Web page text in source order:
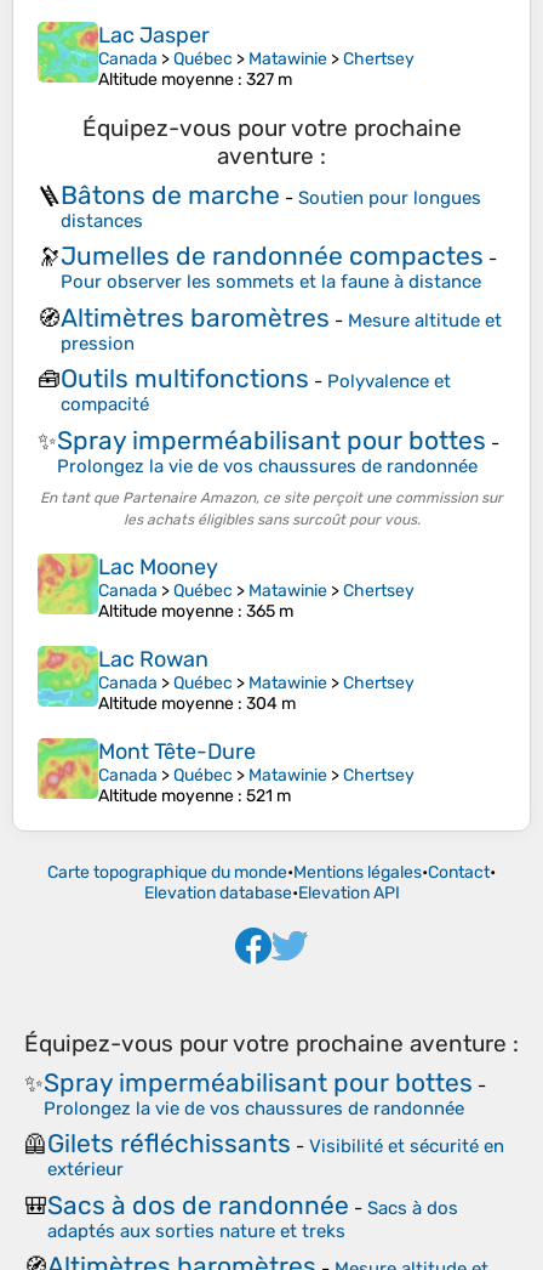
Lac Jasper
Canada >Québec > Matawinie >Chertsey
Altitude moyenne : 327 m
Équipez-vous pour votre prochaine
aventure :
🪜Bâtons de marche - Soutien pour longues
distances
🔭Jumelles de randonnée compactes -
Pour observer les sommets et la faune à distance
🧭Altimètres baromètres - Mesure altitude et
pression
🧰Outils multifonctions - Polyvalence et
compacité
✨Spray imperméabilisant pour bottes -
Prolongez la vie de vos chaussures de randonnée
En tant que Partenaire Amazon, ce site perçoit une commission sur
les achats éligibles sans surcoût pour vous.
Lac Mooney
Canada >Québec > Matawinie >Chertsey
Altitude moyenne : 365 m
Lac Rowan
Canada >Québec > Matawinie >Chertsey
Altitude moyenne : 304 m
Mont Tête-Dure
Canada >Québec > Matawinie >Chertsey
Altitude moyenne : 521 m
Carte topographique du monde•Mentions légales•Contact•
Elevation database•Elevation API
Équipez-vous pour votre prochaine aventure :
✨Spray imperméabilisant pour bottes -
Prolongez la vie de vos chaussures de randonnée
🦺Gilets réfléchissants - Visibilité et sécurité en
extérieur
🎒Sacs à dos de randonnée - Sacs à dos
adaptés aux sorties nature et treks